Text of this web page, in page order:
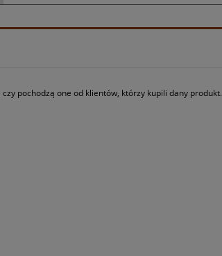
pochodzą one od klientów, którzy kupili dany produkt.